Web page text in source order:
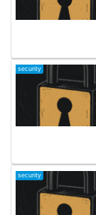
security
security